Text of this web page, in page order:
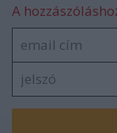
A